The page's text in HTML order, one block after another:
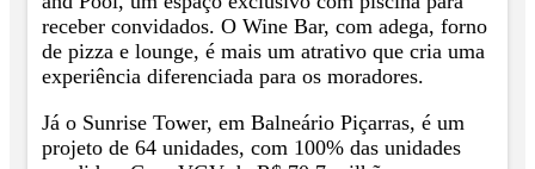
receber convidados. O Wine Bar, com adega, forno
de pizza e lounge, é mais um atrativo que cria uma
experiência diferenciada para os moradores.
Já o Sunrise Tower, em Balneário Piçarras, é um
projeto de 64 unidades, com 100% das unidades